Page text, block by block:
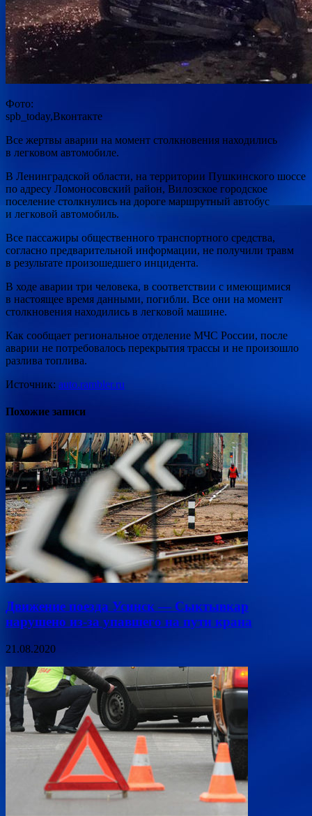
Фото:
spb_today,Вконтакте
Все жертвы аварии на момент столкновения находились
в легковом автомобиле.
В Ленинградской области, на территории Пушкинского шоссе
по адресу Ломоносовский район, Вилозское городское
поселение столкнулись на дороге маршрутный автобус
и легковой автомобиль.
Все пассажиры общественного транспортного средства,
согласно предварительной информации, не получили травм
в результате произошедшего инцидента.
В ходе аварии три человека, в соответствии с имеющимися
в настоящее время данными, погибли. Все они на момент
столкновения находились в легковой машине.
Как сообщает региональное отделение МЧС России, после
аварии не потребовалось перекрытия трассы и не произошло
разлива топлива.
Источник: auto.rambler.ru
Похожие записи
Движение поезда Усинск — Сыктывкар
нарушено из-за упавшего на пути крана
21.08.2020